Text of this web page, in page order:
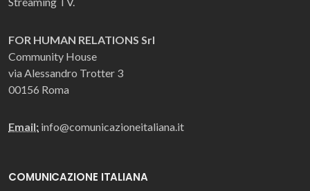
FOR HUMAN RELATIONS Srl
Community House
via Alessandro Trotter 3
00156 Roma
Email: info@comunicazioneitaliana.it
COMUNICAZIONE ITALIANA